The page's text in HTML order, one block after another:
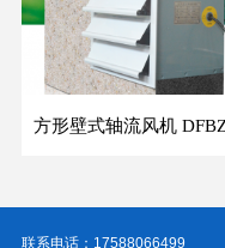
联系电话：17588066499